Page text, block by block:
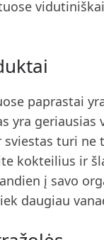
paprastai
yra geriausias
sviestas turi ne
kokteilius ir
į savo
daugiau